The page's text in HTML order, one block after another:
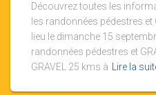
Découvrez toutes les
les randonnées pédestres
lieu le dimanche 15
randonnées pédestres et
GRAVEL 25 kms à Lire la